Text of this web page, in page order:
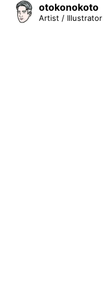
otokonokoto
Artist / Illustrator